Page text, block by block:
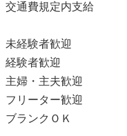
交通費規定内支給
未経験者歓迎
経験者歓迎
主婦・主夫歓迎
フリーター歓迎
ブランクＯＫ